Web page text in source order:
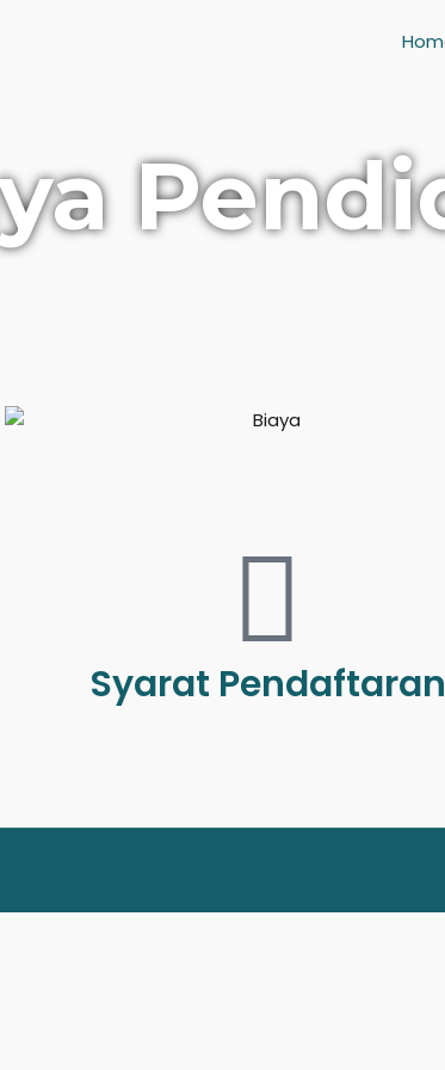
Syarat Pendaftaran